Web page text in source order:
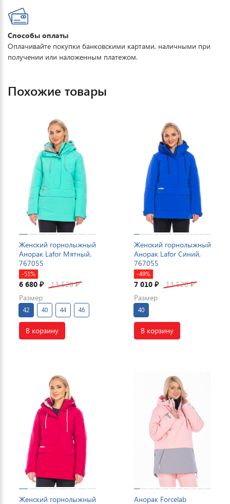
Способы оплаты
Оплачивайте покупки банковскими картами, наличными при
получении или наложенным платежом.
Похожие товары
Женский горнолыжный
Анорак Lafor Мятный,
767055
-51%
6 680 ₽ 13 520₽
Размер
42 40 44 46
В корзину
Женский горнолыжный
Анорак Lafor Синий,
767055
-49%
7 010 ₽ 13 520₽
Размер
40
В корзину
Женский горнолыжный
Анорак Forcelab